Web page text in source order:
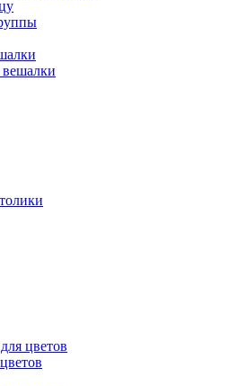
вешалки
цветов